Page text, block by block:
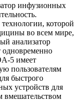
инфузионных
которой
во всем мире,
анализатор
5 имеет
пользователям
быстрого
устройств для